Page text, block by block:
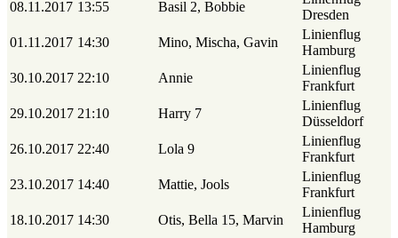
08.11.2017 13:55 Basil 2, Bobbie
Dresden
01.11.2017 14:30 Mino, Mischa, Gavin
Linienflug
Hamburg
30.10.2017 22:10 Annie
Linienflug
Frankfurt
29.10.2017 21:10 Harry 7
Linienflug
Düsseldorf
26.10.2017 22:40 Lola 9
Linienflug
Frankfurt
23.10.2017 14:40 Mattie, Jools
Linienflug
Frankfurt
18.10.2017 14:30 Otis, Bella 15, Marvin
Linienflug
Hamburg